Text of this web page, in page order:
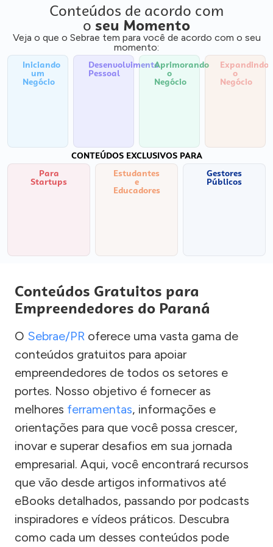
Conteúdos de acordo com
o seu Momento
Veja o que o Sebrae tem para você de acordo com o seu
momento:
Iniciando
um
Negócio
Desenvolvimento
Pessoal
Aprimorando
o
Negócio
Expandindo
o
Negócio
CONTEÚDOS EXCLUSIVOS PARA
Para
Startups
Estudantes
e
Educadores
Gestores
Públicos
Conteúdos Gratuitos para
Empreendedores do Paraná
O Sebrae/PR oferece uma vasta gama de
conteúdos gratuitos para apoiar
empreendedores de todos os setores e
portes. Nosso objetivo é fornecer as
melhores ferramentas, informações e
orientações para que você possa crescer,
inovar e superar desafios em sua jornada
empresarial. Aqui, você encontrará recursos
que vão desde artigos informativos até
eBooks detalhados, passando por podcasts
inspiradores e vídeos práticos. Descubra
como cada um desses conteúdos pode